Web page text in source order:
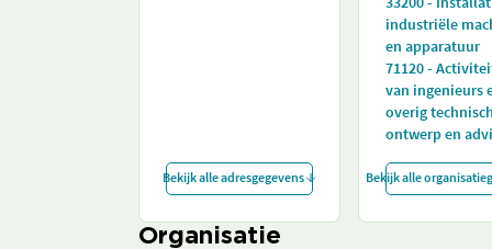
Bekijk alle adresgegevens
industriële
en apparatuur
71120 -
van ingenieurs
overig
ontwerp en
Bekijk alle
Organisatie